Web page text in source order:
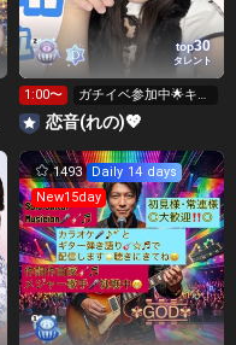
top30
タレント
1:00〜
ガチイベ参加中🌟キラ
キラからの応援(ღ✪ｖ
✪)
恋音(れの)💖
1493
Daily 14 days
New15day